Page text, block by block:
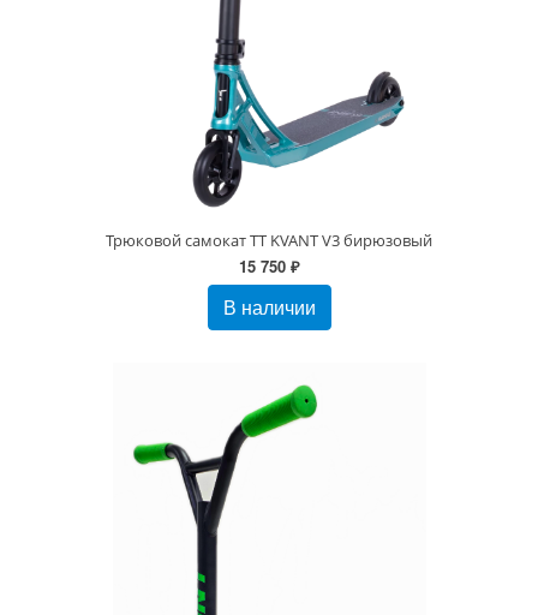
Трюковой самокат TT KVANT V3 бирюзовый
15 750 ₽
В наличии